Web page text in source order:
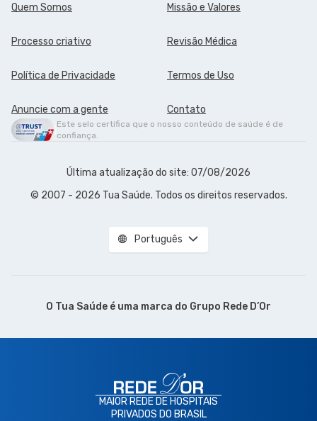
Quem Somos Missão e Valores
Processo criativo Revisão Médica
Política de Privacidade Termos de Uso
Anuncie com a gente Contato
Este selo certifica que o nosso conteúdo de saúde é de
confiança.
Última atualização do site: 07/08/2026
© 2007 - 2026 Tua Saúde. Todos os direitos reservados.
Português
O Tua Saúde é uma marca do Grupo Rede D’Or
MAIOR REDE DE HOSPITAIS
PRIVADOS DO BRASIL